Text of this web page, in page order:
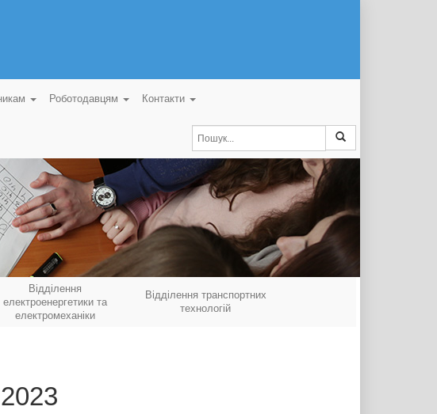
Роботодавцям Контакти
Відділення
електроенергетики та
електромеханіки
Відділення транспортних
технологій